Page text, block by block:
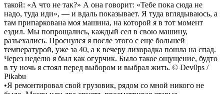
такой: «А что не так?» А она говорит: «Тебе пока сюда не
надо, туда иди», — и вдаль показывает. Я туда вглядываюсь, а
там припаркована моя машина, на которой я в тот момент
ездил. Мы попрощались, каждый сел в свою машину,
разъехались. Проснулся я после этого с еще большей
температурой, уже за 40, а к вечеру лихорадка пошла на спад.
Через неделю я был как огурчик. Было такое ощущение, будто
в ту ночь я стоял перед выбором и выбрал жить. © Dev0ps /
Pikabu
•Я ремонтировал свой грузовик, рядом со мной никого не